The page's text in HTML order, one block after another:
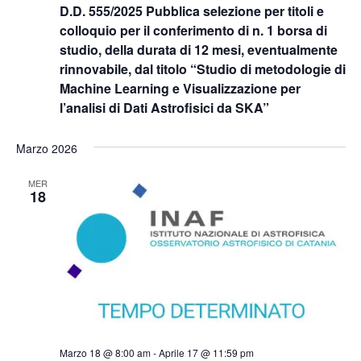
D.D. 555/2025 Pubblica selezione per titoli e
colloquio per il conferimento di n. 1 borsa di
studio, della durata di 12 mesi, eventualmente
rinnovabile, dal titolo “Studio di metodologie di
Machine Learning e Visualizzazione per
l’analisi di Dati Astrofisici da SKA”
Marzo 2026
MER
18
Marzo 18 @ 8:00 am-Aprile 17 @ 11:59 pm